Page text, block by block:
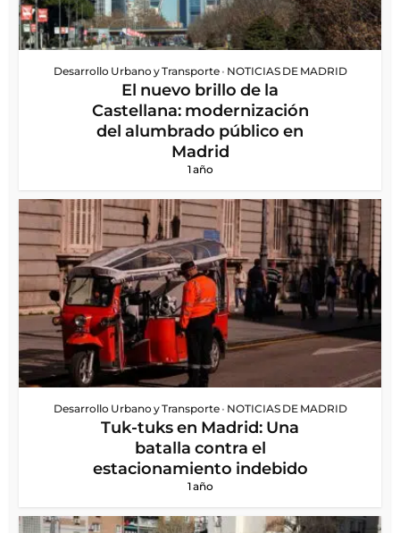
Desarrollo Urbano y Transporte • NOTICIAS DE MADRID
El nuevo brillo de la
Castellana: modernización
del alumbrado público en
Madrid
1 año
Desarrollo Urbano y Transporte • NOTICIAS DE MADRID
Tuk-tuks en Madrid: Una
batalla contra el
estacionamiento indebido
1 año